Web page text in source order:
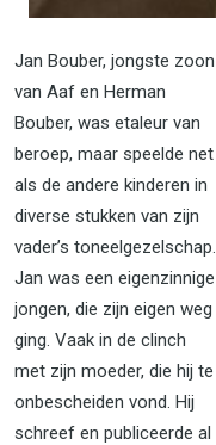
Jan Bouber, jongste zoon
van Aaf en Herman
Bouber, was etaleur van
beroep, maar speelde net
als de andere kinderen in
diverse stukken van zijn
vader’s toneelgezelschap.
Jan was een eigenzinnige
jongen, die zijn eigen weg
ging. Vaak in de clinch
met zijn moeder, die hij te
onbescheiden vond. Hij
schreef en publiceerde al